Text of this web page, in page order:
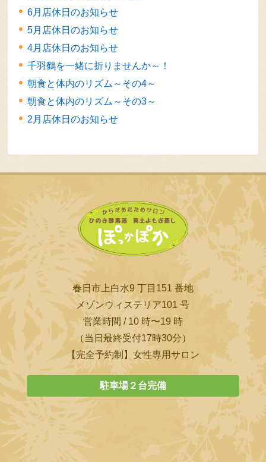
6月店休日のお知らせ
5月店休日のお知らせ
4月店休日のお知らせ
千羽鶴を一緒に折りませんか～！
朝食と体内のリズム～その4～
朝食と体内のリズム～その3～
2月店休日のお知らせ
春日市上白水9 丁目151 番地
メゾンウィステリア101 号
営業時間 / 10 時〜19 時
（当日最終受付17時30分）
【完全予約制】女性専用サロン
駐車場２台完備